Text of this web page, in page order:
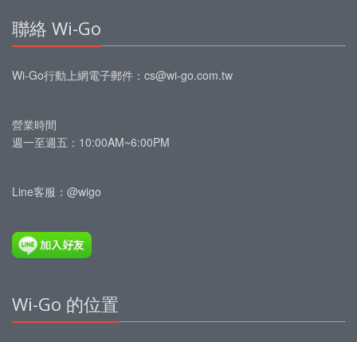
聯絡 Wi-Go
Wi-Go行動上網電子郵件： cs@wi-go.com.tw
營業時間
週一至週五：10:00AM~6:00PM
Line客服：@wigo
Wi-Go 的位置